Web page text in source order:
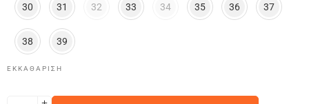
30 31 32 33 34 35 36 37
38 39
ΕΚΚΑΘΆΡΙΣΗ